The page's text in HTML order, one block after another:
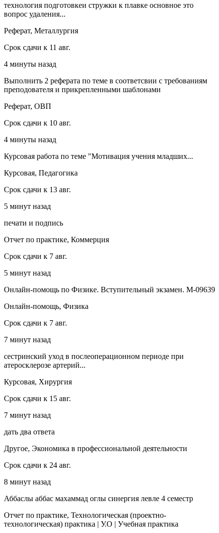
технология подготовкеи стружки к плавке основное это
вопрос удаления...
Реферат, Металлургия
Срок сдачи к 11 авг.
4 минуты назад
Выполнить 2 реферата по теме в соответсвии с требованиям
преподователя и прикрепленными шаблонами
Реферат, ОВП
Срок сдачи к 10 авг.
4 минуты назад
Курсовая работа по теме "Мотивация учения младших...
Курсовая, Педагогика
Срок сдачи к 13 авг.
5 минут назад
печати и подпись
Отчет по практике, Коммерция
Срок сдачи к 7 авг.
5 минут назад
Онлайн-помощь по Физике. Вступительный экзамен. М-09639
Онлайн-помощь, Физика
Срок сдачи к 7 авг.
7 минут назад
сестринский уход в послеоперационном периоде при
атеросклерозе артерий...
Курсовая, Хирургия
Срок сдачи к 15 авг.
7 минут назад
дать два ответа
Другое, Экономика в профессиональной деятельности
Срок сдачи к 24 авг.
8 минут назад
Аббаслы аббас махаммад оглы синергия левле 4 семестр
Отчет по практике, Технологическая (проектно-
технологическая) практика | У.О | Учебная практика